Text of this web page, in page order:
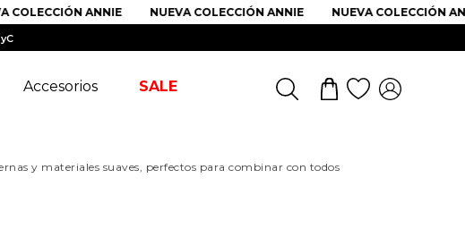
COLECCIÓN ANNIE NUEVA COLECCIÓN ANNIE NUEVA COLECCIÓN
Accesorios SALE
y materiales suaves, perfectos para combinar con todos